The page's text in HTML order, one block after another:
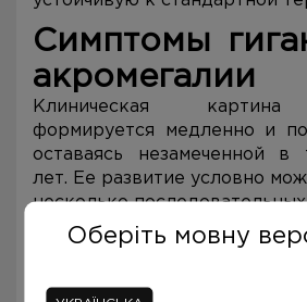
Симптомы
акромегалии
Клиническая картина
формируется медленно и
оставаясь незамеченной в
лет. Ее развитие условно
несколько
от самых ранних
тотальным поражением
Оберіть мовну